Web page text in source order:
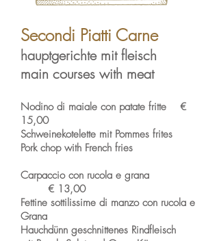
Secondi Piatti Carne
hauptgerichte mit fleisch
main courses with meat
Nodino di maiale con patate fritte €
15,00
Schweinekotelette mit Pommes frites
Pork chop with French fries
Carpaccio con rucola e grana
€ 13,00
Fettine sottilissime di manzo con rucola e
Grana
Hauchdünn geschnittenes Rindfleisch